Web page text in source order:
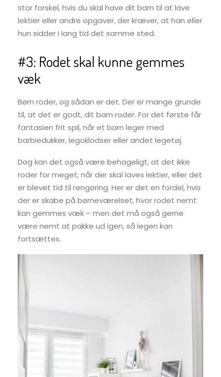
stor forskel, hvis du skal have dit barn til at lave
lektier eller andre opgaver, der kræver, at han eller
hun sidder i lang tid det samme sted.
#3: Rodet skal kunne gemmes
væk
Børn roder, og sådan er det. Der er mange grunde
til, at det er godt, dit barn roder. For det første får
fantasien frit spil, når et barn leger med
barbiedukker, legoklodser eller andet legetøj.
Dog kan det også være behageligt, at det ikke
roder for meget, når der skal laves lektier, eller det
er blevet tid til rengøring. Her er det en fordel, hvis
der er skabe på børneværelset, hvor rodet nemt
kan gemmes væk – men det må også gerne
være nemt at pakke ud igen, så legen kan
fortsættes.